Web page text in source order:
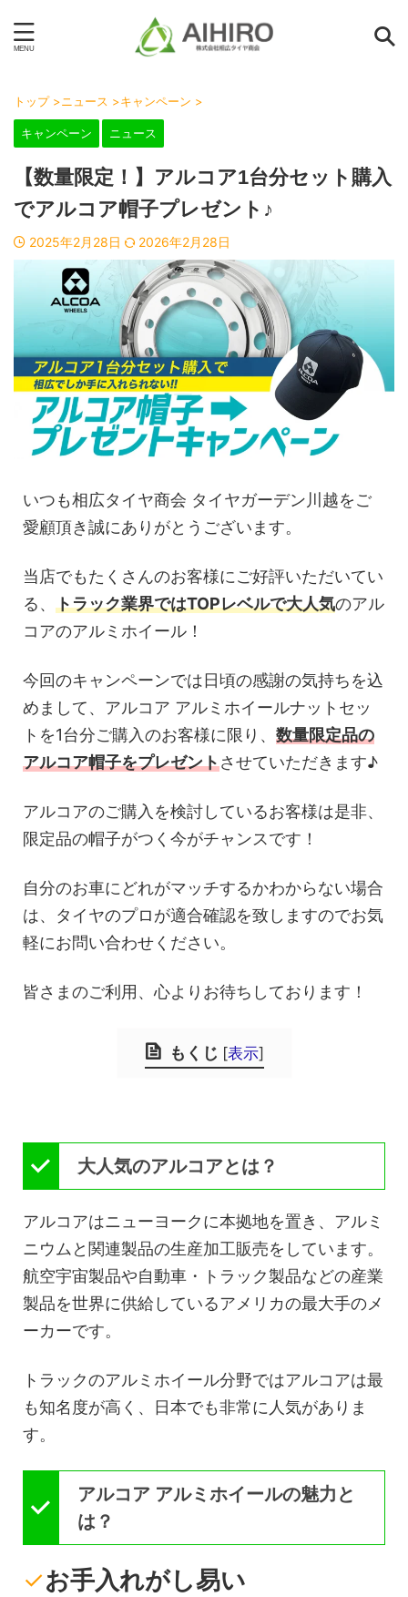
トップ >ニュース >キャンペーン >
キャンペーン ニュース
【数量限定！】アルコア1台分セット購入
でアルコア帽子プレゼント♪
2025年2月28日 2026年2月28日
いつも相広タイヤ商会 タイヤガーデン川越をご
愛顧頂き誠にありがとうございます。
当店でもたくさんのお客様にご好評いただいてい
る、 トラック業界ではTOPレベルで大人気のアル
コアのアルミホイール！
今回のキャンペーンでは日頃の感謝の気持ちを込
めまして、アルコア アルミホイールナットセッ
トを1台分ご購入のお客様に限り、 数量限定品の
アルコア帽子をプレゼントさせていただきます♪
アルコアのご購入を検討しているお客様は是非、
限定品の帽子がつく今がチャンスです！
自分のお車にどれがマッチするかわからない場合
は、タイヤのプロが適合確認を致しますのでお気
軽にお問い合わせください。
皆さまのご利用、心よりお待ちしております！
もくじ [表示]
大人気のアルコアとは？
アルコアはニューヨークに本拠地を置き、アルミ
ニウムと関連製品の生産加工販売をしています。
航空宇宙製品や自動車・トラック製品などの産業
製品を世界に供給しているアメリカの最大手のメ
ーカーです。
トラックのアルミホイール分野ではアルコアは最
も知名度が高く、日本でも非常に人気がありま
す。
アルコア アルミホイールの魅力と
は？
✓お手入れがし易い